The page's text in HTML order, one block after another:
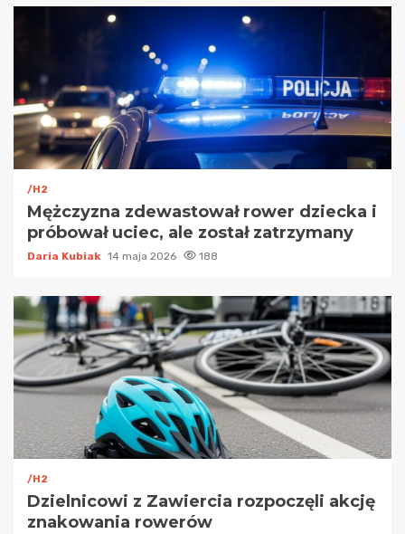
/H2
Mężczyzna zdewastował rower dziecka i
próbował uciec, ale został zatrzymany
Daria Kubiak 14 maja 2026 188
/H2
Dzielnicowi z Zawiercia rozpoczęli akcję
znakowania rowerów